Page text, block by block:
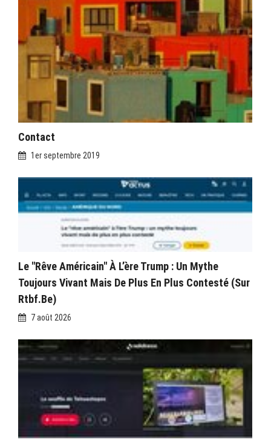
Contact
1er septembre 2019
Le "rêve Américain" À L’ère Trump : Un Mythe
Toujours Vivant Mais De Plus En Plus Contesté (sur
Rtbf.be)
7 août 2026